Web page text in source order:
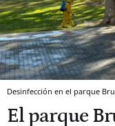
Desinfección en el parque
El parque